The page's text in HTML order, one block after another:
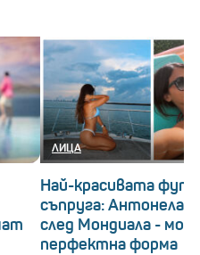
ЛИЦА
Най-красивата
съпруга: Антонела
след Мондиала -
перфектна форма